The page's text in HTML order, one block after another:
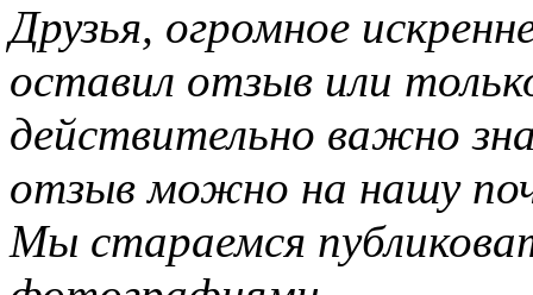
Друзья, огромное
оставил отзыв или
действительно важно
отзыв можно на нашу
Мы стараемся